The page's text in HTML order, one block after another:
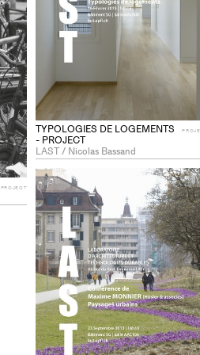
TYPOLOGIES DE LOGEMENTS
- PROJECT
LAST / Nicolas Bassand
PROJECT
+